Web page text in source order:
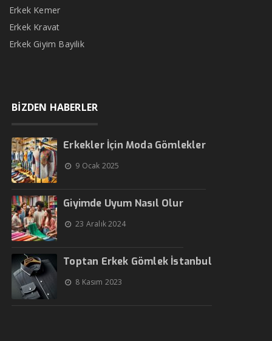
Erkek Kemer
Erkek Kravat
Erkek Giyim Bayilik
BİZDEN HABERLER
Erkekler İçin Moda Gömlekler
9 Ocak 2025
Giyimde Uyum Nasıl Olur
23 Aralık 2024
Toptan Erkek Gömlek İstanbul
8 Kasım 2023